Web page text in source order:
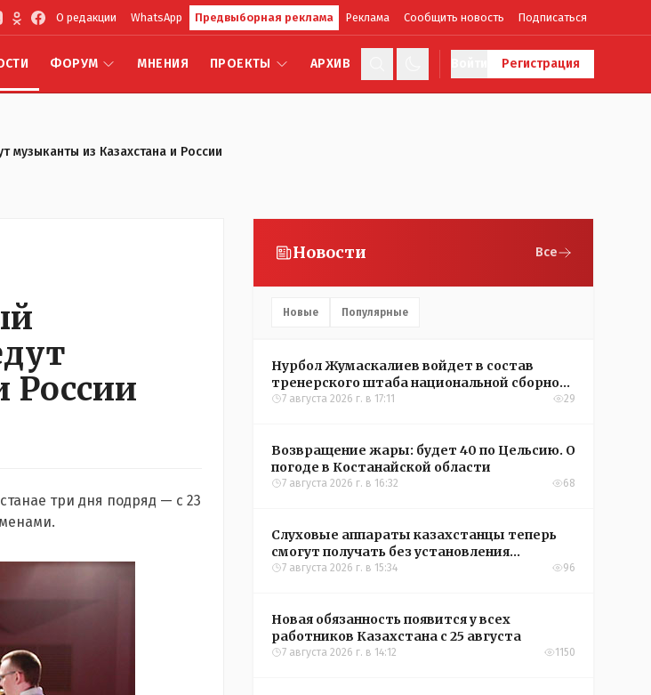
О редакции WhatsApp Предвыборная реклама Реклама Сообщить новость Подписаться
ФОРУМ МНЕНИЯ ПРОЕКТЫ АРХИВ Регистрация
музыканты из Казахстана и России
России
три дня подряд — с 23
Новости Все
Новые Популярные
Нурбол Жумаскалиев войдет в состав
тренерского штаба национальной сборной
Казахстана по футболу
7 августа 2026 г. в 17:11 29
Возвращение жары: будет 40 по Цельсию. О
погоде в Костанайской области
7 августа 2026 г. в 16:32 68
Слуховые аппараты казахстанцы теперь
смогут получать без установления
инвалидности
7 августа 2026 г. в 15:34 96
Новая обязанность появится у всех
работников Казахстана с 25 августа
7 августа 2026 г. в 14:12 1150